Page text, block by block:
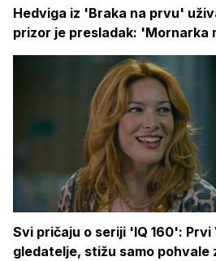
Hedviga iz 'Braka na prvu'
prizor je presladak: 'Mornarka
Svi pričaju o seriji 'IQ 160':
gledatelje, stižu samo pohvale